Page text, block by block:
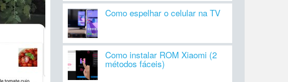
Como espelhar o celular na TV
Como instalar ROM Xiaomi (2
métodos fáceis)